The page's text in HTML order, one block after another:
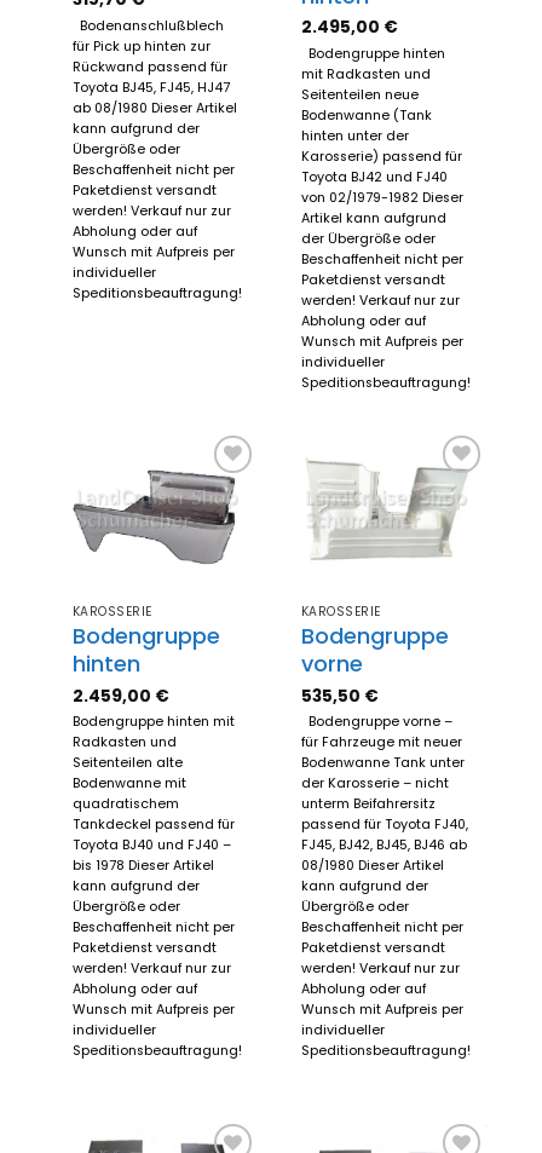
Bodenanschlußblech
für Pick up hinten zur
Rückwand passend für
Toyota BJ45, FJ45, HJ47
ab 08/1980 Dieser Artikel
kann aufgrund der
Übergröße oder
Beschaffenheit nicht per
Paketdienst versandt
werden! Verkauf nur zur
Abholung oder auf
Wunsch mit Aufpreis per
individueller
Speditionsbeauftragung!
2.495,00 €
Bodengruppe hinten
mit Radkasten und
Seitenteilen neue
Bodenwanne (Tank
hinten unter der
Karosserie) passend für
Toyota BJ42 und FJ40
von 02/1979-1982 Dieser
Artikel kann aufgrund
der Übergröße oder
Beschaffenheit nicht per
Paketdienst versandt
werden! Verkauf nur zur
Abholung oder auf
Wunsch mit Aufpreis per
individueller
Speditionsbeauftragung!
Zum
Merkzettel
hinzufügen
KAROSSERIE
Bodengruppe
hinten
2.459,00 €
Bodengruppe hinten mit
Radkasten und
Seitenteilen alte
Bodenwanne mit
quadratischem
Tankdeckel passend für
Toyota BJ40 und FJ40 –
bis 1978 Dieser Artikel
kann aufgrund der
Übergröße oder
Beschaffenheit nicht per
Paketdienst versandt
werden! Verkauf nur zur
Abholung oder auf
Wunsch mit Aufpreis per
individueller
Speditionsbeauftragung!
Zum
Merkzettel
hinzufügen
KAROSSERIE
Bodengruppe
vorne
535,50 €
Bodengruppe vorne –
für Fahrzeuge mit neuer
Bodenwanne Tank unter
der Karosserie – nicht
unterm Beifahrersitz
passend für Toyota FJ40,
FJ45, BJ42, BJ45, BJ46 ab
08/1980 Dieser Artikel
kann aufgrund der
Übergröße oder
Beschaffenheit nicht per
Paketdienst versandt
werden! Verkauf nur zur
Abholung oder auf
Wunsch mit Aufpreis per
individueller
Speditionsbeauftragung!